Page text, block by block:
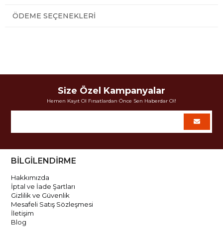
ÖDEME SEÇENEKLERI
Size Özel Kampanyalar
Hemen Kayıt Ol Fırsatlardan Önce Sen Haberdar Ol!
BİLGİLENDİRME
Hakkımızda
İptal ve İade Şartları
Gizlilik ve Güvenlik
Mesafeli Satış Sözleşmesi
İletişim
Blog